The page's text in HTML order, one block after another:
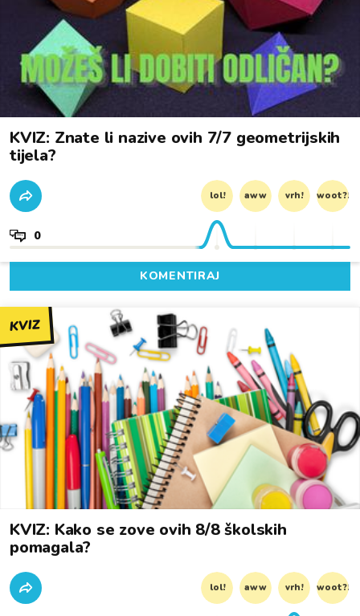
KVIZ: Znate li nazive ovih 7/7 geometrijskih
tijela?
lol! aww vrh! woot?!
0
KOMENTIRAJ
KVIZ
KVIZ: Kako se zove ovih 8/8 školskih
pomagala?
lol! aww vrh! woot?!